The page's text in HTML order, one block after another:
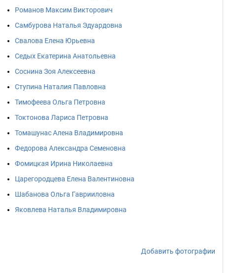
Романов Максим Викторович
Самбурова Наталья Эдуардовна
Свалова Елена Юрьевна
Седых Екатерина Анатольевна
Соснина Зоя Алексеевна
Ступина Наталия Павловна
Тимофеева Ольга Петровна
Токтонова Лариса Петровна
Томашунас Алена Владимировна
Федорова Александра Семеновна
Фомицкая Ирина Николаевна
Царегородцева Елена Валентиновна
Шабанова Ольга Гаврииловна
Яковлева Наталья Владимировна
Добавить фотографии